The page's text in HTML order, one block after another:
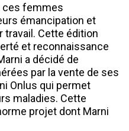
ces femmes
émancipation et
travail. Cette édition
et reconnaissance
a décidé de
par la vente de ses
Onlus qui permet
maladies. Cette
projet dont Marni